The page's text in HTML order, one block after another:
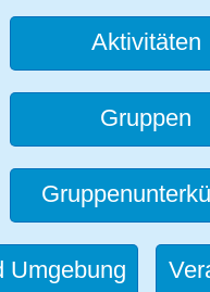
Aktivitäten
Gruppen
Umgebung